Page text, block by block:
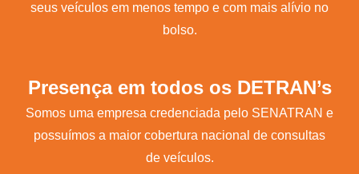
seus veículos em menos tempo e com mais alívio no
bolso.
Presença em todos os DETRAN’s
Somos uma empresa credenciada pelo SENATRAN e
possuímos a maior cobertura nacional de consultas
de veículos.